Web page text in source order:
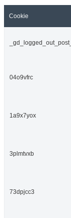
Cookie
04o9vfrc
1a9x7yox
3plmtvxb
73dpjcc3